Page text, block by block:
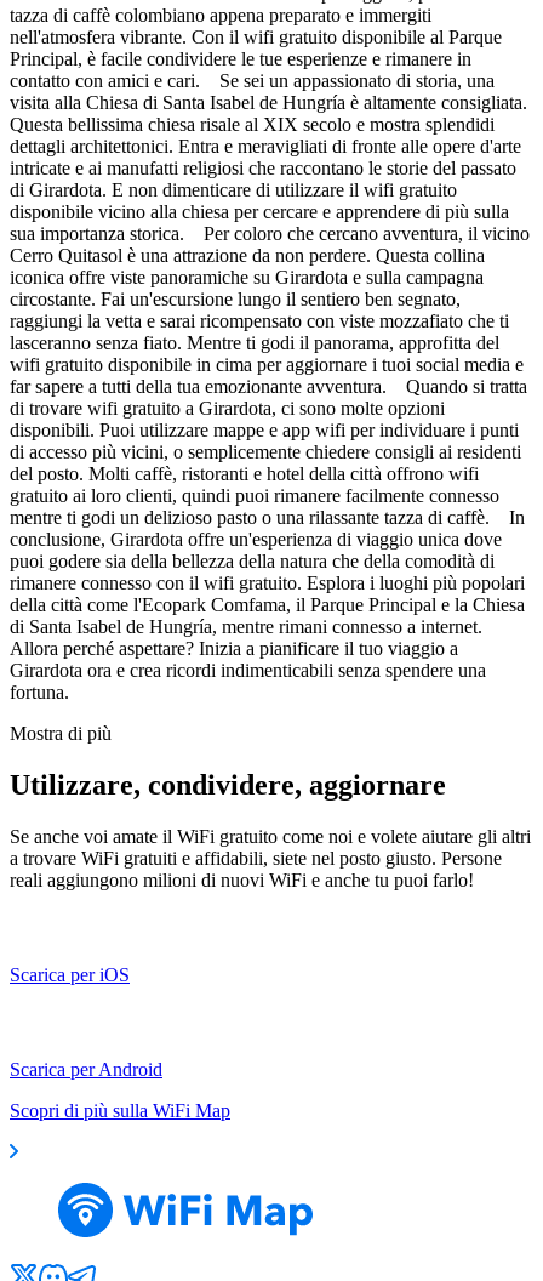
tazza di caffè colombiano appena preparato e immergiti
nell'atmosfera vibrante. Con il wifi gratuito disponibile al Parque
Principal, è facile condividere le tue esperienze e rimanere in
contatto con amici e cari. Se sei un appassionato di storia, una
visita alla Chiesa di Santa Isabel de Hungría è altamente consigliata.
Questa bellissima chiesa risale al XIX secolo e mostra splendidi
dettagli architettonici. Entra e meravigliati di fronte alle opere d'arte
intricate e ai manufatti religiosi che raccontano le storie del passato
di Girardota. E non dimenticare di utilizzare il wifi gratuito
disponibile vicino alla chiesa per cercare e apprendere di più sulla
sua importanza storica. Per coloro che cercano avventura, il vicino
Cerro Quitasol è una attrazione da non perdere. Questa collina
iconica offre viste panoramiche su Girardota e sulla campagna
circostante. Fai un'escursione lungo il sentiero ben segnato,
raggiungi la vetta e sarai ricompensato con viste mozzafiato che ti
lasceranno senza fiato. Mentre ti godi il panorama, approfitta del
wifi gratuito disponibile in cima per aggiornare i tuoi social media e
far sapere a tutti della tua emozionante avventura. Quando si tratta
di trovare wifi gratuito a Girardota, ci sono molte opzioni
disponibili. Puoi utilizzare mappe e app wifi per individuare i punti
di accesso più vicini, o semplicemente chiedere consigli ai residenti
del posto. Molti caffè, ristoranti e hotel della città offrono wifi
gratuito ai loro clienti, quindi puoi rimanere facilmente connesso
mentre ti godi un delizioso pasto o una rilassante tazza di caffè. In
conclusione, Girardota offre un'esperienza di viaggio unica dove
puoi godere sia della bellezza della natura che della comodità di
rimanere connesso con il wifi gratuito. Esplora i luoghi più popolari
della città come l'Ecopark Comfama, il Parque Principal e la Chiesa
di Santa Isabel de Hungría, mentre rimani connesso a internet.
Allora perché aspettare? Inizia a pianificare il tuo viaggio a
Girardota ora e crea ricordi indimenticabili senza spendere una
fortuna.
Mostra di più
Utilizzare, condividere, aggiornare
Se anche voi amate il WiFi gratuito come noi e volete aiutare gli altri
a trovare WiFi gratuiti e affidabili, siete nel posto giusto. Persone
reali aggiungono milioni di nuovi WiFi e anche tu puoi farlo!
Scarica per iOS
Scarica per Android
Scopri di più sulla WiFi Map